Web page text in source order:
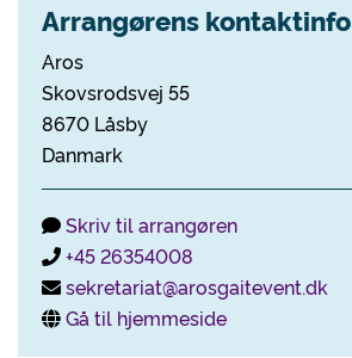
Arrangørens kontaktinfo
Aros
Skovsrodsvej 55
8670 Låsby
Danmark
Skriv til arrangøren
+45 26354008
sekretariat@arosgaitevent.dk
Gå til hjemmeside